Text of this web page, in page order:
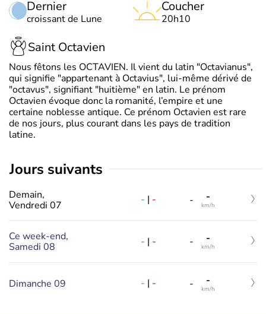
Dernier
croissant de Lune
Coucher
20h10
Saint Octavien
Nous fêtons les OCTAVIEN. Il vient du latin "Octavianus",
qui signifie "appartenant à Octavius", lui-même dérivé de
"octavus", signifiant "huitième" en latin. Le prénom
Octavien évoque donc la romanité, l’empire et une
certaine noblesse antique. Ce prénom Octavien est rare
de nos jours, plus courant dans les pays de tradition
latine.
jours suivants
Demain,
Vendredi 07
- | - - -
km/h
Ce week-end,
Samedi 08
- | - - -
km/h
Dimanche 09 - | - - -
km/h